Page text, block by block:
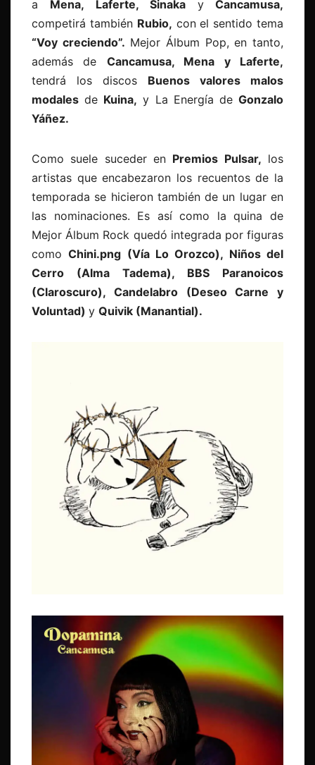
a Mena, Laferte, Sinaka yCancamusa,
competirá también Rubio, con el sentido tema
“Voy creciendo”. Mejor Álbum Pop, en tanto,
además de Cancamusa, Mena y Laferte,
tendrá los discos Buenos valores malos
modales de Kuina, y La Energía deGonzalo
Yáñez.
Como suele suceder en Premios Pulsar, los
artistas que encabezaron los recuentos de la
temporada se hicieron también de un lugar en
las nominaciones. Es así como la quina de
Mejor Álbum Rock quedó integrada por figuras
comoChini.png (Vía Lo Orozco), Niños del
Cerro (Alma Tadema), BBS Paranoicos
(Claroscuro), Candelabro (Deseo Carne y
Voluntad) y Quivik (Manantial).